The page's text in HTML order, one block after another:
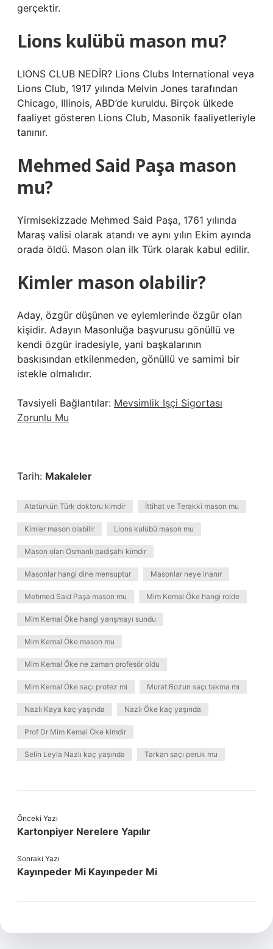
gerçektir.
Lions kulübü mason mu?
LIONS CLUB NEDİR? Lions Clubs International veya
Lions Club, 1917 yılında Melvin Jones tarafından
Chicago, Illinois, ABD’de kuruldu. Birçok ülkede
faaliyet gösteren Lions Club, Masonik faaliyetleriyle
tanınır.
Mehmed Said Paşa mason
mu?
Yirmisekizzade Mehmed Said Paşa, 1761 yılında
Maraş valisi olarak atandı ve aynı yılın Ekim ayında
orada öldü. Mason olan ilk Türk olarak kabul edilir.
Kimler mason olabilir?
Aday, özgür düşünen ve eylemlerinde özgür olan
kişidir. Adayın Masonluğa başvurusu gönüllü ve
kendi özgür iradesiyle, yani başkalarının
baskısından etkilenmeden, gönüllü ve samimi bir
istekle olmalıdır.
Tavsiyeli Bağlantılar: Mevsimlik Işçi Sigortası
Zorunlu Mu
Tarih: Makaleler
Atatürkün Türk doktoru kimdir İttihat ve Terakki mason mu
Kimler mason olabilir Lions kulübü mason mu
Mason olan Osmanlı padişahı kimdir
Masonlar hangi dine mensuptur Masonlar neye inanır
Mehmed Said Paşa mason mu Mim Kemal Öke hangi rolde
Mim Kemal Öke hangi yarışmayı sundu
Mim Kemal Öke mason mu
Mim Kemal Öke ne zaman profesör oldu
Mim Kemal Öke saçı protez mi Murat Bozun saçı takma mı
Nazlı Kaya kaç yaşında Nazlı Öke kaç yaşında
Prof Dr Mim Kemal Öke kimdir
Selin Leyla Nazlı kaç yaşında Tarkan saçı peruk mu
Önceki Yazı
Kartonpiyer Nerelere Yapılır
Sonraki Yazı
Kayınpeder Mi Kayınpeder Mi